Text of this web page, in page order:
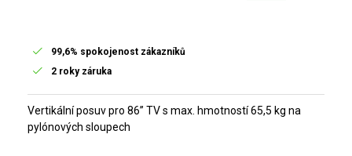
99,6% spokojenost zákazníků
2 roky záruka
Vertikální posuv pro 86” TV s max. hmotností 65,5 kg na
pylónových sloupech